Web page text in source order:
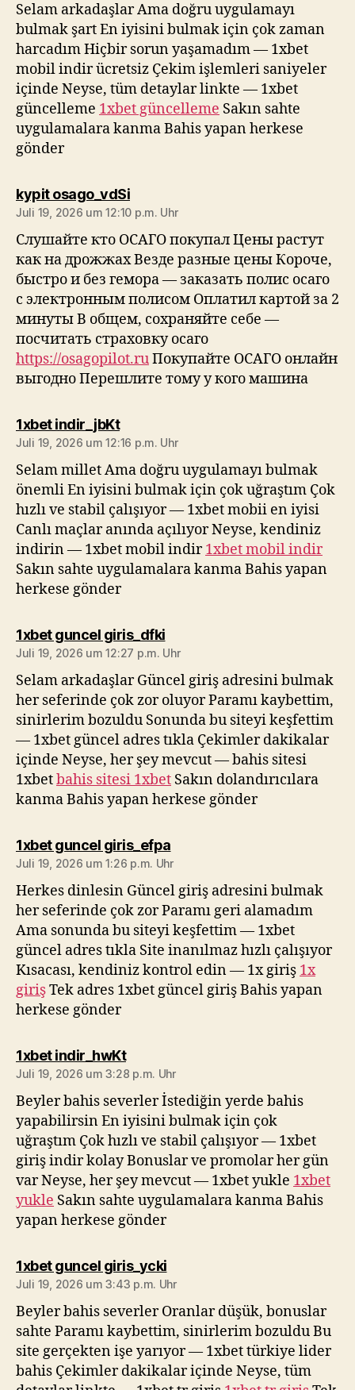
Selam arkadaşlar Ama doğru uygulamayı
bulmak şart En iyisini bulmak için çok zaman
harcadım Hiçbir sorun yaşamadım — 1xbet
mobil indir ücretsiz Çekim işlemleri saniyeler
içinde Neyse, tüm detaylar linkte — 1xbet
güncelleme 1xbet güncelleme Sakın sahte
uygulamalara kanma Bahis yapan herkese
gönder
kypit osago_vdSisagt:
Juli 19, 2026 um 12:10 p.m. Uhr
Слушайте кто ОСАГО покупал Цены растут
как на дрожжах Везде разные цены Короче,
быстро и без гемора — заказать полис осаго
с электронным полисом Оплатил картой за 2
минуты В общем, сохраняйте себе —
посчитать страховку осаго
https://osagopilot.ruПокупайте ОСАГО онлайн
выгодно Перешлите тому у кого машина
1xbet indir_jbKtsagt:
Juli 19, 2026 um 12:16 p.m. Uhr
Selam millet Ama doğru uygulamayı bulmak
önemli En iyisini bulmak için çok uğraştım Çok
hızlı ve stabil çalışıyor — 1xbet mobii en iyisi
Canlı maçlar anında açılıyor Neyse, kendiniz
indirin — 1xbet mobil indir1xbet mobil indir
Sakın sahte uygulamalara kanma Bahis yapan
herkese gönder
1xbet guncel giris_dfkisagt:
Juli 19, 2026 um 12:27 p.m. Uhr
Selam arkadaşlar Güncel giriş adresini bulmak
her seferinde çok zor oluyor Paramı kaybettim,
sinirlerim bozuldu Sonunda bu siteyi keşfettim
— 1xbet güncel adres tıkla Çekimler dakikalar
içinde Neyse, her şey mevcut — bahis sitesi
1xbetbahis sitesi 1xbet Sakın dolandırıcılara
kanma Bahis yapan herkese gönder
1xbet guncel giris_efpasagt:
Juli 19, 2026 um 1:26 p.m. Uhr
Herkes dinlesin Güncel giriş adresini bulmak
her seferinde çok zor Paramı geri alamadım
Ama sonunda bu siteyi keşfettim — 1xbet
güncel adres tıkla Site inanılmaz hızlı çalışıyor
Kısacası, kendiniz kontrol edin — 1x giriş 1x
girişTek adres 1xbet güncel giriş Bahis yapan
herkese gönder
1xbet indir_hwKtsagt:
Juli 19, 2026 um 3:28 p.m. Uhr
Beyler bahis severler İstediğin yerde bahis
yapabilirsin En iyisini bulmak için çok
uğraştım Çok hızlı ve stabil çalışıyor — 1xbet
giriş indir kolay Bonuslar ve promolar her gün
var Neyse, her şey mevcut — 1xbet yukle 1xbet
yukle Sakın sahte uygulamalara kanma Bahis
yapan herkese gönder
1xbet guncel giris_yckisagt:
Juli 19, 2026 um 3:43 p.m. Uhr
Beyler bahis severler Oranlar düşük, bonuslar
sahte Paramı kaybettim, sinirlerim bozuldu Bu
site gerçekten işe yarıyor — 1xbet türkiye lider
bahis Çekimler dakikalar içinde Neyse, tüm